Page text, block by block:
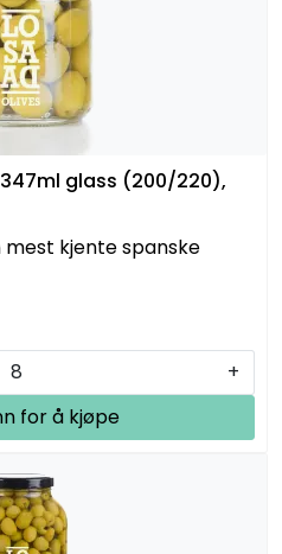
glass (200/220),
mest kjente spanske
+
for å kjøpe